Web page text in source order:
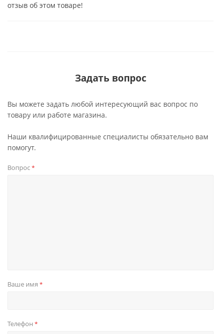
отзыв об этом товаре!
Задать вопрос
Вы можете задать любой интересующий вас вопрос по
товару или работе магазина.
Наши квалифицированные специалисты обязательно вам
помогут.
Вопрос*
Ваше имя *
Телефон *